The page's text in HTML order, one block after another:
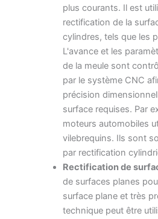
plus courants. Il est
rectification de la
cylindres, tels que les
L'avance et les
de la meule sont
par le système CNC
précision
surface requises. Par
moteurs automobiles
vilebrequins. Ils sont
par rectification
Rectification de
de surfaces planes
surface plane et très
technique peut être